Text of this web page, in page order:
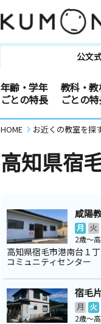
公文
年齢・学年
ごとの特長
教科・教
ごとの
HOME お近くの教室を探
高知県宿
咸陽
月 火
2歳～
高知県宿毛市港南台１
コミュニティセンター
宿毛
月 火
2歳～